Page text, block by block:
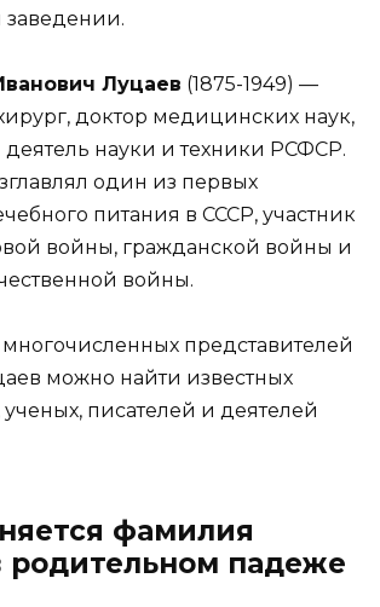
заведении.
Луцаев (1875-1949) —
доктор медицинских наук,
науки и техники РСФСР.
один из первых
питания в СССР, участник
войны, гражданской войны и
войны.
представителей
можно найти известных
писателей и деятелей
фамилия
родительном падеже